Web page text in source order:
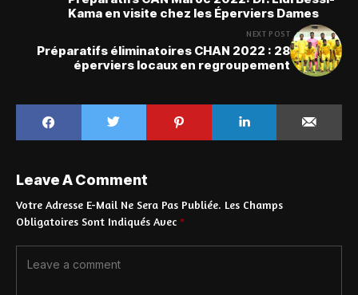
Kama en visite chez les Éperviers Dames
NEXT POST
Préparatifs éliminatoires CHAN 2022 : 28
éperviers locaux en regroupement
Leave A Comment
Votre Adresse E-Mail Ne Sera Pas Publiée. Les Champs
Obligatoires Sont Indiqués Avec *